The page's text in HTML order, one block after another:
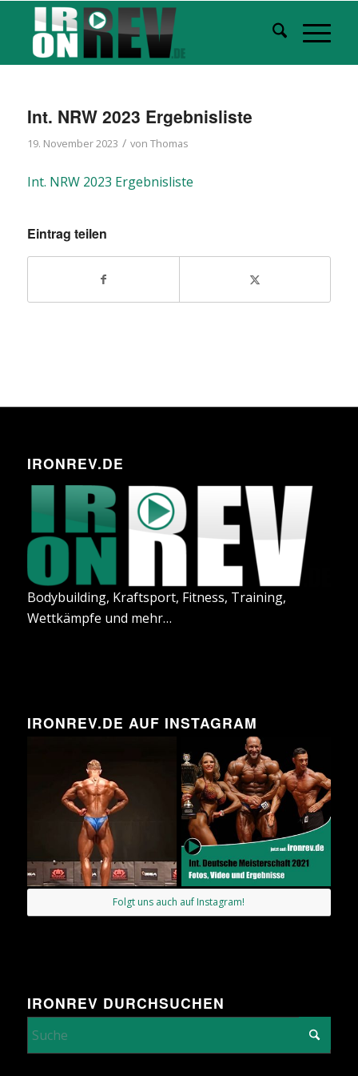
Int. NRW 2023 Ergebnisliste
19. November 2023 / von Thomas
Int. NRW 2023 Ergebnisliste
Eintrag teilen
IRONREV.DE
Bodybuilding, Kraftsport, Fitness, Training,
Wettkämpfe und mehr…
IRONREV.DE AUF INSTAGRAM
Folgt uns auch auf Instagram!
IRONREV DURCHSUCHEN